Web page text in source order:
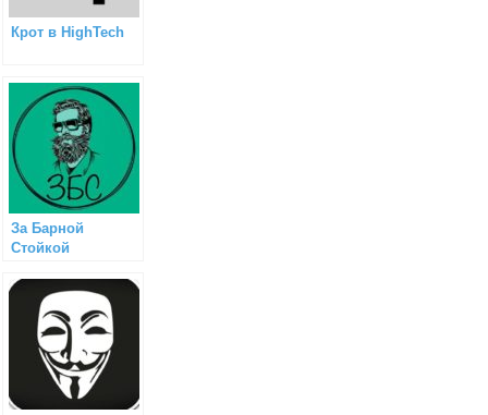
Крот в HighTech
За Барной
Стойкой